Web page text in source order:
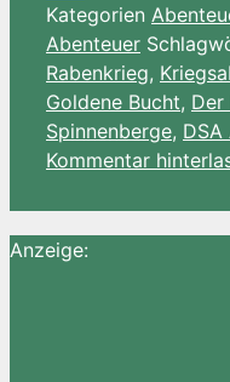
Wish
List
Teilen
Kategorien
Abenteuer
Rabenkrieg,
Goldene Bucht, Der
Spinnenberge, DSA
Kommentar
Anzeige: